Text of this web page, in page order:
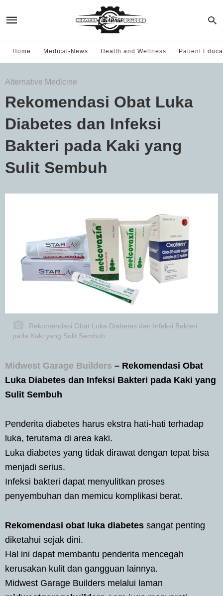
Home Medical-News Health and Wellness Patient
Alternative Medicine
Rekomendasi Obat Luka
Diabetes dan Infeksi
Bakteri pada Kaki yang
Sulit Sembuh
Rekomendasi Obat Luka Diabetes dan Infeksi Bakteri
pada Kaki yang Sulit Sembuh
Midwest Garage Builders – Rekomendasi Obat
Luka Diabetes dan Infeksi Bakteri pada Kaki yang
Sulit Sembuh
Penderita diabetes harus ekstra hati-hati terhadap
luka, terutama di area kaki.
Luka diabetes yang tidak dirawat dengan tepat bisa
menjadi serius.
Infeksi bakteri dapat menyulitkan proses
penyembuhan dan memicu komplikasi berat.
Rekomendasi obat luka diabetes sangat penting
diketahui sejak dini.
Hal ini dapat membantu penderita mencegah
kerusakan kulit dan gangguan lainnya.
Midwest Garage Builders melalui laman